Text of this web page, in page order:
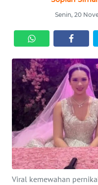
Senin, 20
Viral kemewahan
POLHUKAM
KRIMINAL
EKUIN
SAINS-TEKNO
KESEHATAN
INTERNASIONAL
SERBA-SERBI